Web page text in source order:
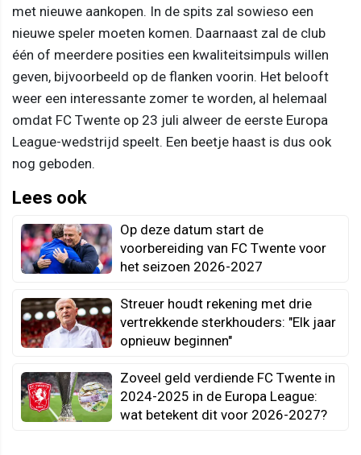
met nieuwe aankopen. In de spits zal sowieso een
nieuwe speler moeten komen. Daarnaast zal de club
één of meerdere posities een kwaliteitsimpuls willen
geven, bijvoorbeeld op de flanken voorin. Het belooft
weer een interessante zomer te worden, al helemaal
omdat FC Twente op 23 juli alweer de eerste Europa
League-wedstrijd speelt. Een beetje haast is dus ook
nog geboden.
Lees ook
Op deze datum start de
voorbereiding van FC Twente voor
het seizoen 2026-2027
Streuer houdt rekening met drie
vertrekkende sterkhouders: "Elk jaar
opnieuw beginnen"
Zoveel geld verdiende FC Twente in
2024-2025 in de Europa League:
wat betekent dit voor 2026-2027?